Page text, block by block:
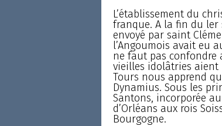
L’établissement du
franque. A la fin du ler
envoyé par saint
l’Angoumois avait eu
ne faut pas confondre
vieilles idolâtries aient
Tours nous apprend
Dynamius. Sous les
Santons, incorporée
d’Orléans aux rois
Bourgogne.